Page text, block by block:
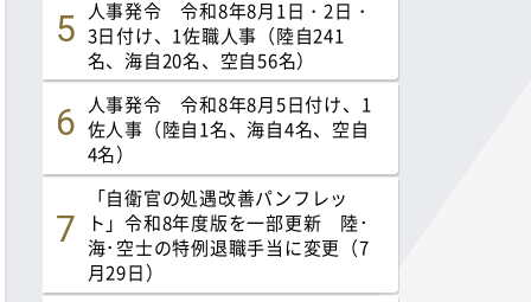
人事発令 令和8年8月1日・2日・
3日付け、1佐職人事（陸自241
名、海自20名、空自56名）
人事発令 令和8年8月5日付け、1
佐人事（陸自1名、海自4名、空自
4名）
「自衛官の処遇改善パンフレッ
ト」令和8年度版を一部更新 陸･
海･空士の特例退職手当に変更（7
月29日）